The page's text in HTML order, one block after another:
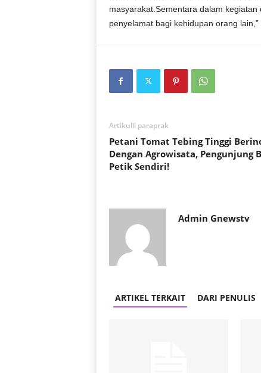
masyarakat.Sementara dalam
penyelamat bagi kehidupan orang
Artikulli paraprak
Petani Tomat Tebing Tinggi
Dengan Agrowisata, Pengunjung
Petik Sendiri!
Admin Gnewstv
ARTIKEL TERKAIT DARI PENULIS